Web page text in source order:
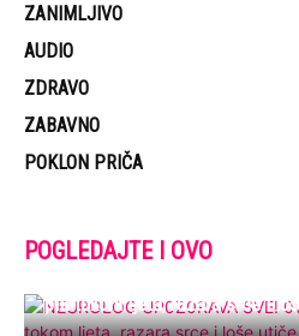
ZANIMLJIVO
AUDIO
ZDRAVO
ZABAVNO
POKLON PRIČA
POGLEDAJTE I OVO
piti tokom ljeta, razara srce i